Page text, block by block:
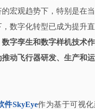
宏观趋势下，特别是在
数字化转型已成为提升
数字孪生和数字样机技术
动飞行器研发、生产和
件SkyEye作为基于可视